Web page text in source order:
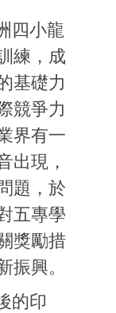
四小龍
練，成
基礎力
競爭力
界有一
出現，
題，於
五專學
獎勵措
振興。
的印